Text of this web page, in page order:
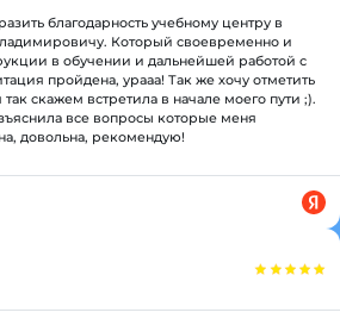
благодарность учебному центру в
Который своевременно и
в обучении и дальнейшей работой с
пройдена, урааа! Так же хочу отметить
скажем встретила в начале моего пути ;).
все вопросы которые меня
довольна, рекомендую!